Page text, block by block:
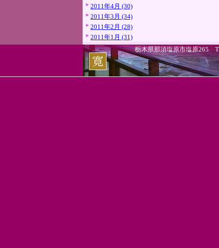
2011年4月 (30)
2011年3月 (34)
2011年2月 (28)
2011年1月 (31)
栃木県那須塩原市塩原265